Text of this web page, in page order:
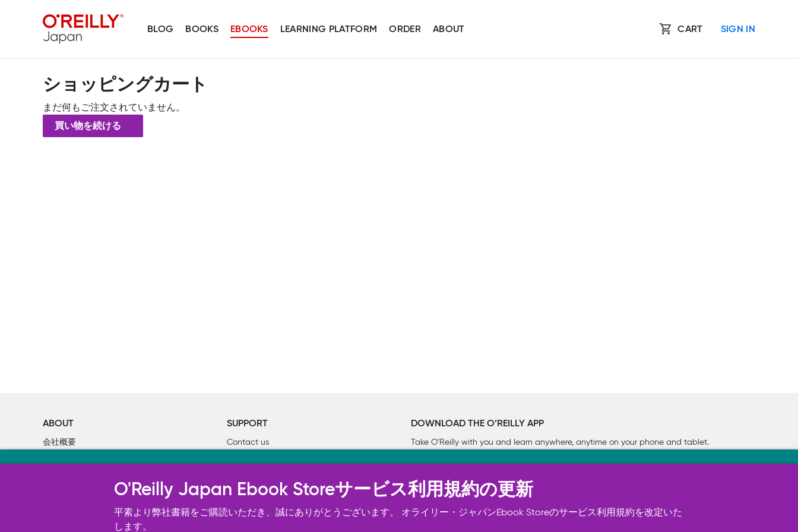
BLOG BOOKS EBOOKS LEARNING PLATFORM ORDER ABOUT CART SIGN IN
ショッピングカート
まだ何もご注文されていません。
買い物を続ける
ABOUT
会社概要
SUPPORT
Contact us
DOWNLOAD THE O’REILLY APP
Take O’Reilly with you and learn anywhere, anytime on your phone and tablet.
オライリー・ジャパンのWeb サイトは正常に機能するためにいくつかの Cookie を必要とします（必須）。 このほか、サイト使用状
況の分析、ユーザー・エクスペリエンスの向上、広告宣伝のために、お客様の同意を得て、その他の Cookie を使用することがありま
す。 詳細については
O'Reilly Japan Ebook Storeサービス利用規約の更新
平素より弊社書籍をご購読いただき、誠にありがとうございます。 オライリー・ジャパンEbook Storeのサービス利用規約を改定いた
します。